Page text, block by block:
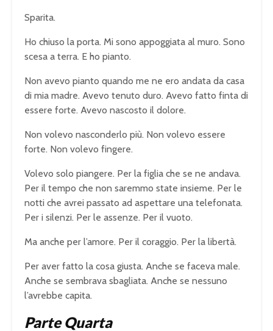
Sparita.
Ho chiuso la porta. Mi sono appoggiata al muro. Sono
scesa a terra. E ho pianto.
Non avevo pianto quando me ne ero andata da casa
di mia madre. Avevo tenuto duro. Avevo fatto finta di
essere forte. Avevo nascosto il dolore.
Non volevo nasconderlo più. Non volevo essere
forte. Non volevo fingere.
Volevo solo piangere. Per la figlia che se ne andava.
Per il tempo che non saremmo state insieme. Per le
notti che avrei passato ad aspettare una telefonata.
Per i silenzi. Per le assenze. Per il vuoto.
Ma anche per l’amore. Per il coraggio. Per la libertà.
Per aver fatto la cosa giusta. Anche se faceva male.
Anche se sembrava sbagliata. Anche se nessuno
l’avrebbe capita.
Parte Quarta